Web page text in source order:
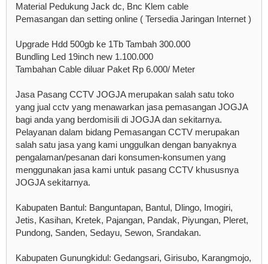
Material Pedukung Jack dc, Bnc Klem cable
Pemasangan dan setting online ( Tersedia Jaringan Internet )
Upgrade Hdd 500gb ke 1Tb Tambah 300.000
Bundling Led 19inch new 1.100.000
Tambahan Cable diluar Paket Rp 6.000/ Meter
Jasa Pasang CCTV JOGJA merupakan salah satu toko
yang jual cctv yang menawarkan jasa pemasangan JOGJA
bagi anda yang berdomisili di JOGJA dan sekitarnya.
Pelayanan dalam bidang Pemasangan CCTV merupakan
salah satu jasa yang kami unggulkan dengan banyaknya
pengalaman/pesanan dari konsumen-konsumen yang
menggunakan jasa kami untuk pasang CCTV khususnya
JOGJA sekitarnya.
Kabupaten Bantul: Banguntapan, Bantul, Dlingo, Imogiri,
Jetis, Kasihan, Kretek, Pajangan, Pandak, Piyungan, Pleret,
Pundong, Sanden, Sedayu, Sewon, Srandakan.
Kabupaten Gunungkidul: Gedangsari, Girisubo, Karangmojo,